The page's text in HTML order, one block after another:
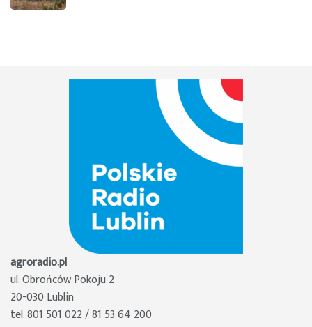
agroradio.pl
ul. Obrońców Pokoju 2
20-030 Lublin
tel. 801 501 022 / 81 53 64 200